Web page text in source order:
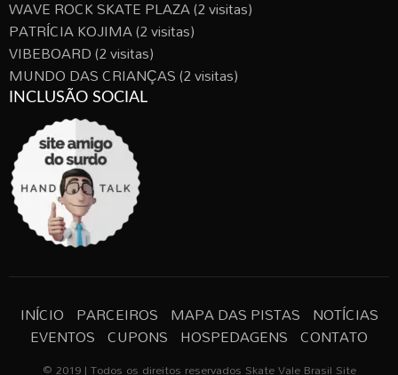
WAVE ROCK SKATE PLAZA(2 visitas)
PATRÍCIA KOJIMA(2 visitas)
VIBEBOARD(2 visitas)
MUNDO DAS CRIANÇAS(2 visitas)
INCLUSÃO SOCIAL
INÍCIO PARCEIROS MAPA DAS PISTAS NOTÍCIAS
EVENTOS CUPONS HOSPEDAGENS CONTATO
© 2019 | Todos os direitos reservados Skate Vale Brasil Site